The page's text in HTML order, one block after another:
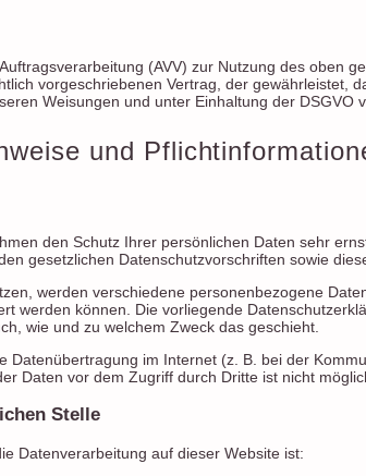
(AVV) zur Nutzung des oben
vorgeschriebenen Vertrag, der gewährleistet,
Weisungen und unter Einhaltung der DSGVO
und
den Schutz Ihrer persönlichen Daten sehr
gesetzlichen Datenschutzvorschriften sowie
werden verschiedene personenbezogene
werden können. Die vorliegende
wie und zu welchem Zweck das geschieht.
Datenübertragung im Internet (z. B. bei der
Daten vor dem Zugriff durch Dritte ist nicht
Stelle
Datenverarbeitung auf dieser Website ist: